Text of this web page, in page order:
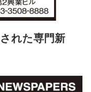
れた専門新